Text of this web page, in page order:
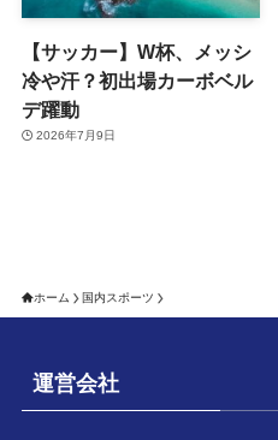
【サッカー】W杯、メッシ
冷や汗？初出場カーボベル
デ躍動
2026年7月9日
ホーム 国内スポーツ
運営会社